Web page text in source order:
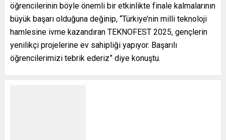
öğrencilerinin böyle önemli bir etkinlikte finale kalmalarının
büyük başarı olduğuna değinip, “Türkiye’nin milli teknoloji
hamlesine ivme kazandıran TEKNOFEST 2025, gençlerin
yenilikçi projelerine ev sahipliği yapıyor. Başarılı
öğrencilerimizi tebrik ederiz” diye konuştu.